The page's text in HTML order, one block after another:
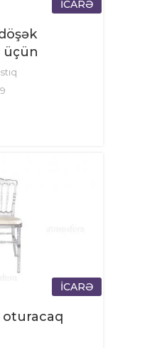
İCARƏ
üçün
İCARƏ
oturacaq